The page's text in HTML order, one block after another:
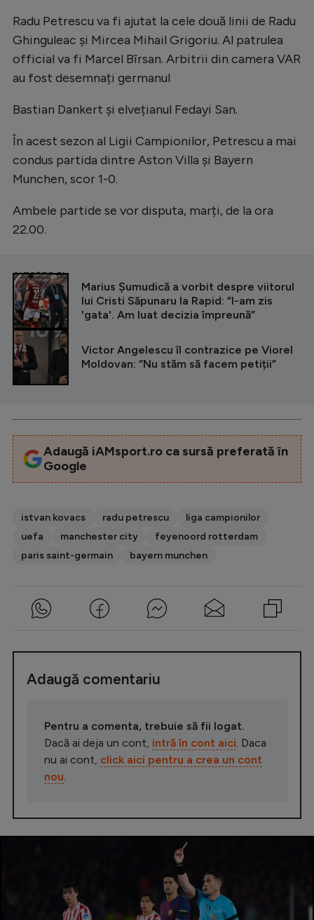
Radu Petrescu va fi ajutat la cele două linii de Radu
Ghinguleac și Mircea Mihail Grigoriu. Al patrulea
official va fi Marcel Bîrsan. Arbitrii din camera VAR
au fost desemnați germanul
Bastian Dankert și elvețianul Fedayi San.
În acest sezon al Ligii Campionilor, Petrescu a mai
condus partida dintre Aston Villa și Bayern
Munchen, scor 1-0.
Ambele partide se vor disputa, marți, de la ora
22.00.
CITEȘTE ȘI
Marius Șumudică a vorbit despre viitorul
lui Cristi Săpunaru la Rapid: ”I-am zis
'gata'. Am luat decizia împreună”
Victor Angelescu îl contrazice pe Viorel
Moldovan: ”Nu stăm să facem petiții”
Adaugă iAMsport.ro ca sursă preferată în
Google
istvan kovacs radu petrescu
liga campionilor
uefa
manchester city
feyenoord rotterdam
paris saint-germain
bayern munchen
Adaugă comentariu
Pentru a comenta, trebuie să fii logat.
Dacă ai deja un cont, intră în cont aici . Daca
nu ai cont, click aici pentru a crea un cont
nou